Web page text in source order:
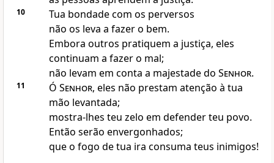
10
Tua bondade com os perversos
não os leva a fazer o bem.
Embora outros pratiquem a justiça, eles
continuam a fazer o mal;
não levam em conta a majestade do Senhor.
11 Ó Senhor, eles não prestam atenção à tua
mão levantada;
mostra-lhes teu zelo em defender teu povo.
Então serão envergonhados;
que o fogo de tua ira consuma teus inimigos!